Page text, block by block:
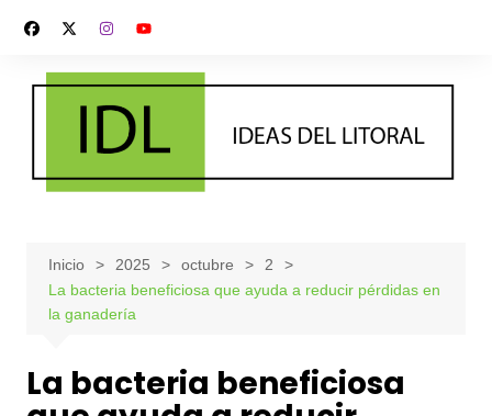
contenido
Inicio 2025 octubre
2
La bacteria beneficiosa que ayuda a reducir pérdidas en
la ganadería
La bacteria beneficiosa